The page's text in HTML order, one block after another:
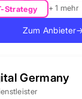
Strategy
+ 1 mehr
Zum Anbieter
Germany